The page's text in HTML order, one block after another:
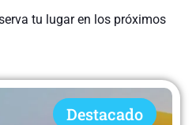
tu lugar en los próximos
Destacado